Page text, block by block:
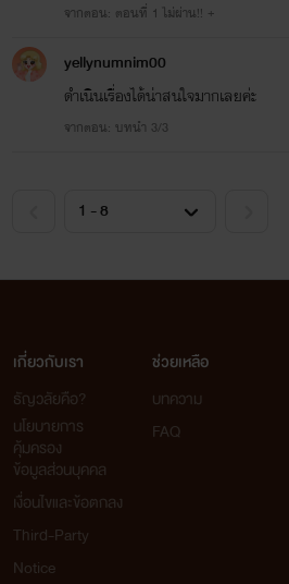
จากตอน: ตอนที่ 1 ไม่ผ่าน!! +
yellynumnim00
ดำเนินเรื่องได้น่าสนใจมากเลยค่ะ
จากตอน: บทนำ 3/3
เกี่ยวกับเรา
ธัญวลัยคือ?
นโยบายการ
คุ้มครอง
ข้อมูลส่วนบุคคล
เงื่อนไขและข้อตกลง
Third-Party
Notice
ช่วยเหลือ
บทความ
FAQ